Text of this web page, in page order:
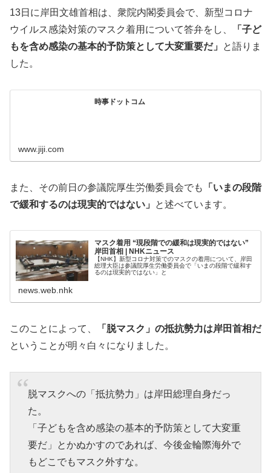
13日に岸田文雄首相は、衆院内閣委員会で、新型コロナ
ウイルス感染対策のマスク着用について答弁をし、
「子ど
もを含め感染の基本的予防策として大変重要だ」
と語りま
した。
時事ドットコム
www.jiji.com
また、その前日の参議院厚生労働委員会でも
「いまの段階
で緩和するのは現実的ではない」
と述べています。
マスク着用 “現段階での緩和は現実的ではない”
岸田首相 | NHKニュース
【NHK】新型コロナ対策でのマスクの着用について、岸田
総理大臣は参議院厚生労働委員会で「いまの段階で緩和す
るのは現実的ではない」と
news.web.nhk
このことによって、
「脱マスク」の抵抗勢力は岸田首相だ
ということが明々白々になりました。
脱マスクへの「抵抗勢力」は岸田総理自身だっ
た。
「子どもを含め感染の基本的予防策として大変重
要だ」とかぬかすのであれば、今後金輪際海外で
もどこでもマスク外すな。